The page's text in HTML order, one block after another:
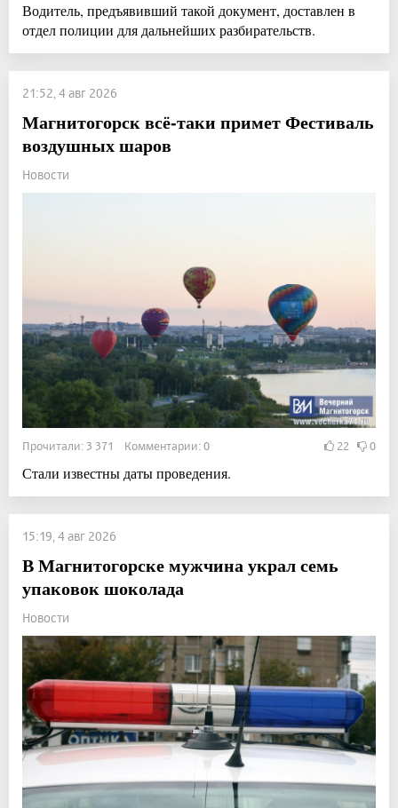
Водитель, предъявивший такой документ, доставлен в
отдел полиции для дальнейших разбирательств.
21:52, 4 авг 2026
Магнитогорск всё-таки примет Фестиваль
воздушных шаров
Новости
Прочитали: 3 371 Комментарии: 0 22 0
Стали известны даты проведения.
15:19, 4 авг 2026
В Магнитогорске мужчина украл семь
упаковок шоколада
Новости